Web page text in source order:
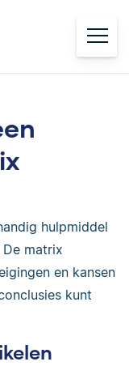
hulpmiddel
matrix
en kansen
kunt